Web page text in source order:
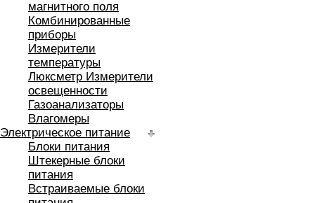
магнитного поля
Комбинированные
приборы
Измерители
температуры
Люксметр Измерители
освещенности
Газоанализаторы
Влагомеры
Электрическое питание
Блоки питания
Штекерные блоки
питания
Встраиваемые блоки